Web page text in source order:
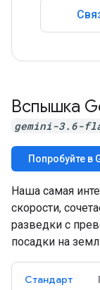
Вспышка
gemini-3.6-
Попробуйте в
Наша самая
скорости,
разведки с
посадки на
Стандарт